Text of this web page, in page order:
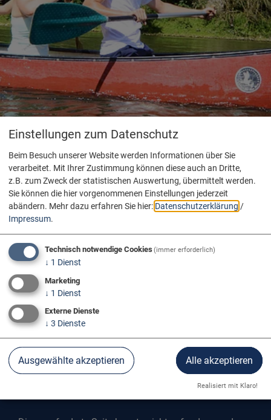
SEITE NICHT GEFUNDEN
Einstellungen zum Datenschutz
Beim Besuch unserer Website werden Informationen über Sie
verarbeitet. Mit Ihrer Zustimmung können diese auch an Dritte,
z.B. zum Zweck der statistischen Auswertung, übermittelt werden.
Sie können die hier vorgenommenen Einstellungen jederzeit
abändern. Mehr dazu erfahren Sie hier: Datenschutzerklärung /
Impressum.
Technisch notwendige Cookies(immer erforderlich)
↓ 1 Dienst
Marketing
↓ 1 Dienst
Externe Dienste
↓ 3 Dienste
Ausgewählte akzeptieren Alle akzeptieren
Realisiert mit Klaro!